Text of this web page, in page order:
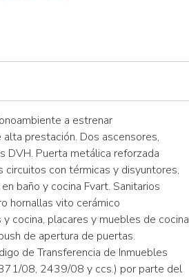
a estrenar
prestación. Dos ascensores,
DVH. Puerta metálica reforzada
con térmicas y disyuntores,
baño y cocina Fvart. Sanitarios
hornallas vito cerámico
cocina, placares y muebles de cocina
de apertura de puertas.
de Transferencia de Inmuebles
08, 2439/08 y ccs.) por parte del